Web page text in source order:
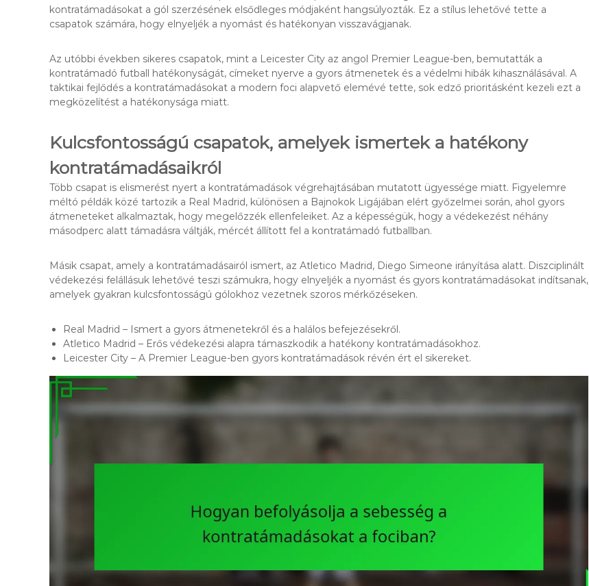
kontratámadásokat a gól szerzésének elsődleges módjaként hangsúlyozták. Ez a stílus lehetővé tette a
csapatok számára, hogy elnyeljék a nyomást és hatékonyan visszavágjanak.
Az utóbbi években sikeres csapatok, mint a Leicester City az angol Premier League-ben, bemutatták a
kontratámadó futball hatékonyságát, címeket nyerve a gyors átmenetek és a védelmi hibák kihasználásával. A
taktikai fejlődés a kontratámadásokat a modern foci alapvető elemévé tette, sok edző prioritásként kezeli ezt a
megközelítést a hatékonysága miatt.
Kulcsfontosságú csapatok, amelyek ismertek a hatékony
kontratámadásaikról
Több csapat is elismerést nyert a kontratámadások végrehajtásában mutatott ügyessége miatt. Figyelemre
méltó példák közé tartozik a Real Madrid, különösen a Bajnokok Ligájában elért győzelmei során, ahol gyors
átmeneteket alkalmaztak, hogy megelőzzék ellenfeleiket. Az a képességük, hogy a védekezést néhány
másodperc alatt támadásra váltják, mércét állított fel a kontratámadó futballban.
Másik csapat, amely a kontratámadásairól ismert, az Atletico Madrid, Diego Simeone irányítása alatt. Diszciplinált
védekezési felállásuk lehetővé teszi számukra, hogy elnyeljék a nyomást és gyors kontratámadásokat indítsanak,
amelyek gyakran kulcsfontosságú gólokhoz vezetnek szoros mérkőzéseken.
Real Madrid – Ismert a gyors átmenetekről és a halálos befejezésekről.
Atletico Madrid – Erős védekezési alapra támaszkodik a hatékony kontratámadásokhoz.
Leicester City – A Premier League-ben gyors kontratámadások révén ért el sikereket.